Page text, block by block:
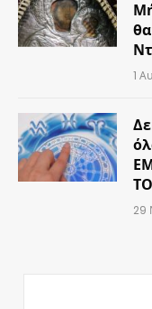
1
29